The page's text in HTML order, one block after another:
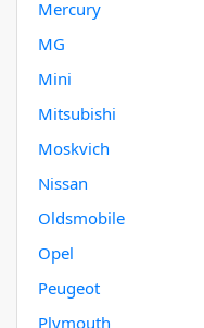
Mercury
MG
Mini
Mitsubishi
Moskvich
Nissan
Oldsmobile
Opel
Peugeot
Plymouth